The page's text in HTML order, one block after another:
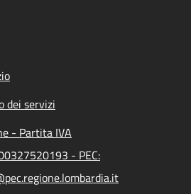
dei servizi
- Partita IVA
- PEC: